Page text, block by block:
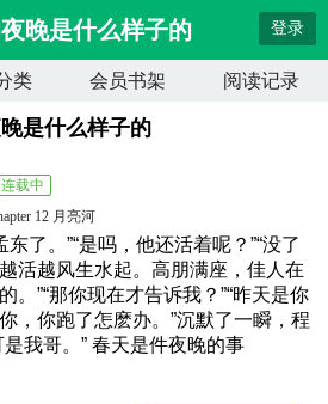
晚是什么样子的 登录
类 会员书架 阅读记录
是什么样子的
连载中
12 月亮河
04-12 17:00:29
了。”“是吗，他还活着呢？”“没了
活越风生水起。高朋满座，佳人在
。”“那你现在才告诉我？”“昨天是你
，你跑了怎麽办。”沉默了一瞬，程
我哥。” 春天是件夜晚的事